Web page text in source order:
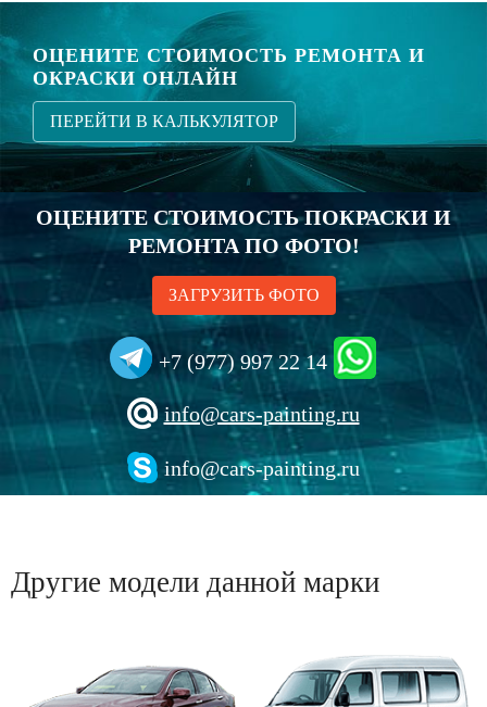
ОЦЕНИТЕ СТОИМОСТЬ РЕМОНТА И
ОКРАСКИ ОНЛАЙН
ПЕРЕЙТИ В КАЛЬКУЛЯТОР
ОЦЕНИТЕ СТОИМОСТЬ ПОКРАСКИ И
РЕМОНТА ПО ФОТО!
ЗАГРУЗИТЬ ФОТО
+7 (977) 997 22 14
info@cars-painting.ru
info@cars-painting.ru
Другие модели данной марки